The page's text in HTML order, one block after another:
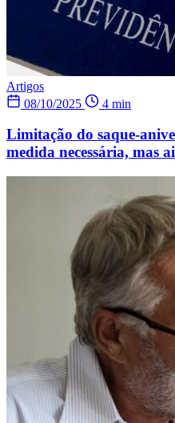
Artigos
08/10/2025
4 min
Limitação do saque-
medida necessária, mas